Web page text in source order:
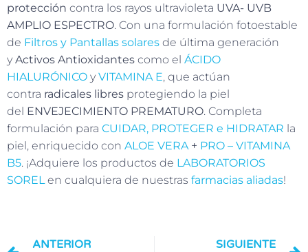
protección contra los rayos ultravioleta UVA- UVB
AMPLIO ESPECTRO. Con una formulación fotoestable
de Filtros y Pantallas solares de última generación
y Activos Antioxidantes como el ÁCIDO
HIALURÓNICO y VITAMINA E, que actúan
contra radicales libres protegiendo la piel
del ENVEJECIMIENTO PREMATURO. Completa
formulación para CUIDAR, PROTEGER e HIDRATAR la
piel, enriquecido con ALOE VERA + PRO – VITAMINA
B5. ¡Adquiere los productos de LABORATORIOS
SOREL en cualquiera de nuestras farmacias aliadas!
ANTERIOR SIGUIENTE